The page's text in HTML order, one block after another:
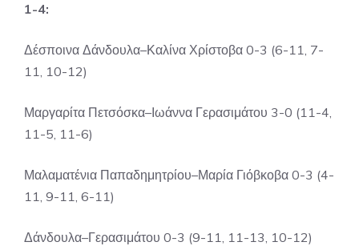
1-4:
Δέσποινα Δάνδουλα–Καλίνα Χρίστοβα 0-3 (6-11, 7-
11, 10-12)
Μαργαρίτα Πετσόσκα–Ιωάννα Γερασιμάτου 3-0 (11-4,
11-5, 11-6)
Μαλαματένια Παπαδημητρίου–Μαρία Γιόβκοβα 0-3 (4-
11, 9-11, 6-11)
Δάνδουλα–Γερασιμάτου 0-3 (9-11, 11-13, 10-12)